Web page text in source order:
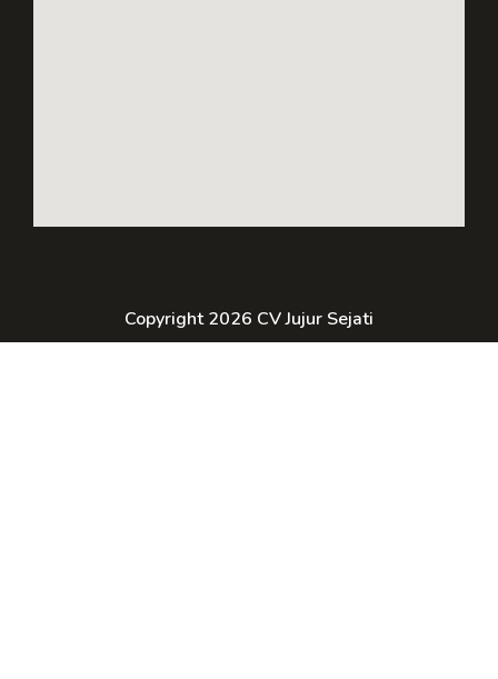
Copyright 2026 CV Jujur Sejati